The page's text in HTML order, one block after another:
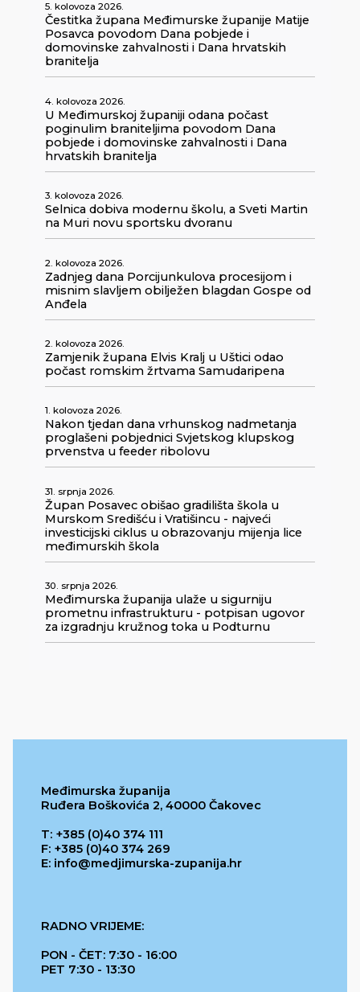
5. kolovoza 2026.
Čestitka župana Međimurske županije Matije
Posavca povodom Dana pobjede i
domovinske zahvalnosti i Dana hrvatskih
branitelja
4. kolovoza 2026.
U Međimurskoj županiji odana počast
poginulim braniteljima povodom Dana
pobjede i domovinske zahvalnosti i Dana
hrvatskih branitelja
3. kolovoza 2026.
Selnica dobiva modernu školu, a Sveti Martin
na Muri novu sportsku dvoranu
2. kolovoza 2026.
Zadnjeg dana Porcijunkulova procesijom i
misnim slavljem obilježen blagdan Gospe od
Anđela
2. kolovoza 2026.
Zamjenik župana Elvis Kralj u Uštici odao
počast romskim žrtvama Samudaripena
1. kolovoza 2026.
Nakon tjedan dana vrhunskog nadmetanja
proglašeni pobjednici Svjetskog klupskog
prvenstva u feeder ribolovu
31. srpnja 2026.
Župan Posavec obišao gradilišta škola u
Murskom Središću i Vratišincu - najveći
investicijski ciklus u obrazovanju mijenja lice
međimurskih škola
30. srpnja 2026.
Međimurska županija ulaže u sigurniju
prometnu infrastrukturu - potpisan ugovor
za izgradnju kružnog toka u Podturnu
Međimurska županija
Ruđera Boškovića 2, 40000 Čakovec
T: +385 (0)40 374 111
F: +385 (0)40 374 269
E: info@medjimurska-zupanija.hr
RADNO VRIJEME:
PON - ČET: 7:30 - 16:00
PET 7:30 - 13:30